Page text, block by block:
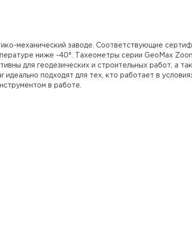
механический заводе. Соответствующие
ниже -40°. Тахеометры серии GeoMax
для геодезических и строительных работ, а
подходят для тех, кто работает в
в работе.